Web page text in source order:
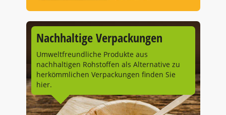
Nachhaltige Verpackungen
Umweltfreundliche Produkte aus
nachhaltigen Rohstoffen als Alternative zu
herkömmlichen Verpackungen finden Sie
hier.